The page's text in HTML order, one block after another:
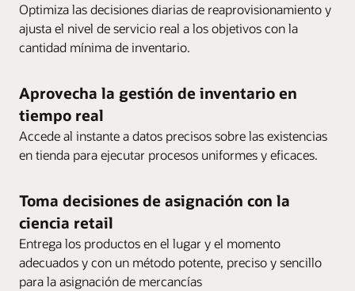
Optimiza las decisiones diarias de reaprovisionamiento y
ajusta el nivel de servicio real a los objetivos con la
cantidad mínima de inventario.
Aprovecha la gestión de inventario en
tiempo real
Accede al instante a datos precisos sobre las existencias
en tienda para ejecutar procesos uniformes y eficaces.
Toma decisiones de asignación con la
ciencia retail
Entrega los productos en el lugar y el momento
adecuados y con un método potente, preciso y sencillo
para la asignación de mercancías